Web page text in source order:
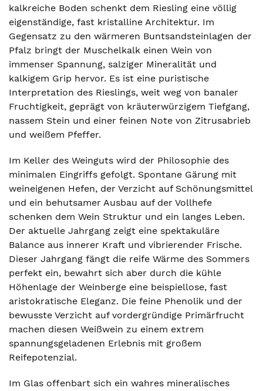
kalkreiche Boden schenkt dem Riesling eine völlig
eigenständige, fast kristalline Architektur. Im
Gegensatz zu den wärmeren Buntsandsteinlagen der
Pfalz bringt der Muschelkalk einen Wein von
immenser Spannung, salziger Mineralität und
kalkigem Grip hervor. Es ist eine puristische
Interpretation des Rieslings, weit weg von banaler
Fruchtigkeit, geprägt von kräuterwürzigem Tiefgang,
nassem Stein und einer feinen Note von Zitrusabrieb
und weißem Pfeffer.
Im Keller des Weinguts wird der Philosophie des
minimalen Eingriffs gefolgt. Spontane Gärung mit
weineigenen Hefen, der Verzicht auf Schönungsmittel
und ein behutsamer Ausbau auf der Vollhefe
schenken dem Wein Struktur und ein langes Leben.
Der aktuelle Jahrgang zeigt eine spektakuläre
Balance aus innerer Kraft und vibrierender Frische.
Dieser Jahrgang fängt die reife Wärme des Sommers
perfekt ein, bewahrt sich aber durch die kühle
Höhenlage der Weinberge eine beispiellose, fast
aristokratische Eleganz. Die feine Phenolik und der
bewusste Verzicht auf vordergründige Primärfrucht
machen diesen Weißwein zu einem extrem
spannungsgeladenen Erlebnis mit großem
Reifepotenzial.
Im Glas offenbart sich ein wahres mineralisches